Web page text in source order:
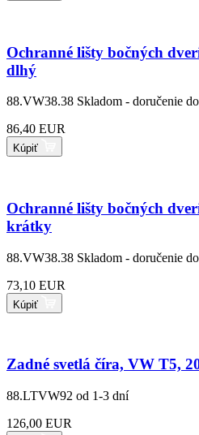
Ochranné lišty bočných
dlhý
88.VW38.38 Skladom - doručenie
86,40 EUR
Kúpiť
Ochranné lišty bočných
krátky
88.VW38.38 Skladom - doručenie
73,10 EUR
Kúpiť
Zadné svetlá číra, VW T5,
88.LTVW92 od 1-3 dní
126,00 EUR